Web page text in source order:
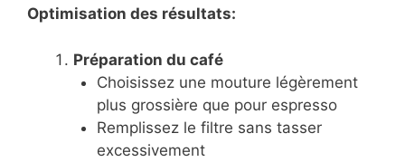
Optimisation des résultats:
Préparation du café
Choisissez une mouture légèrement
plus grossière que pour espresso
Remplissez le filtre sans tasser
excessivement